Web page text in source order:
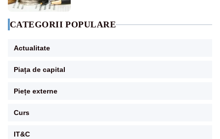
CATEGORII POPULARE
Actualitate
Piața de capital
Piețe externe
Curs
IT&C